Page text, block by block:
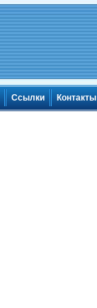
Ссылки Контакты